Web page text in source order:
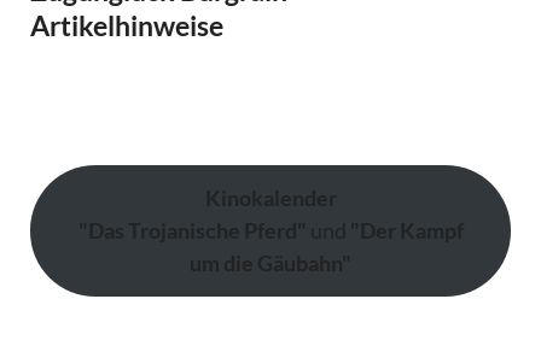
Artikelhinweise
Kinokalender
"Das Trojanische Pferd" und "Der Kampf
um die Gäubahn"